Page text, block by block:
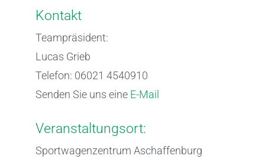
Kontakt
Teampräsident:
Lucas Grieb
Telefon: 06021 4540910
Senden Sie uns eine E-Mail
Veranstaltungsort:
Sportwagenzentrum Aschaffenburg